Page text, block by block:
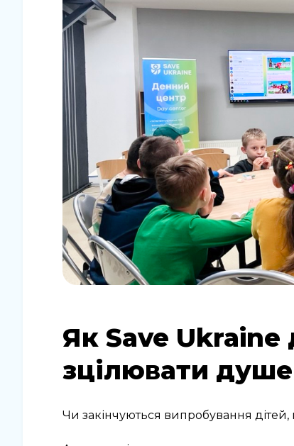
Як Save Ukraine
зцілювати
Чи закінчуються випробування дітей,